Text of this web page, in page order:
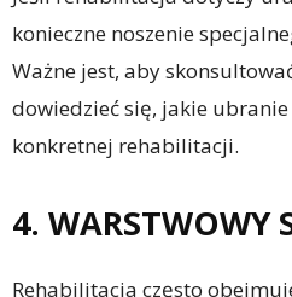
konieczne noszenie
Ważne jest, aby
dowiedzieć się, jakie
konkretnej rehabilitacji.
4. WARSTWOWY
Rehabilitacja często